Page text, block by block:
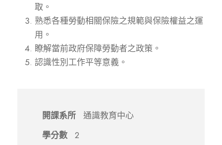
取。
熟悉各種勞動相關保險之規範與保險權益之運
用。
瞭解當前政府保障勞動者之政策。
認識性別工作平等意義。
開課系所
通識教育中心
學分數
2